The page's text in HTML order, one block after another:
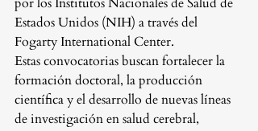
Estados Unidos (NIH) a través del
Fogarty International Center.
Estas convocatorias buscan fortalecer la
formación doctoral, la producción
científica y el desarrollo de nuevas líneas
de investigación en salud cerebral,